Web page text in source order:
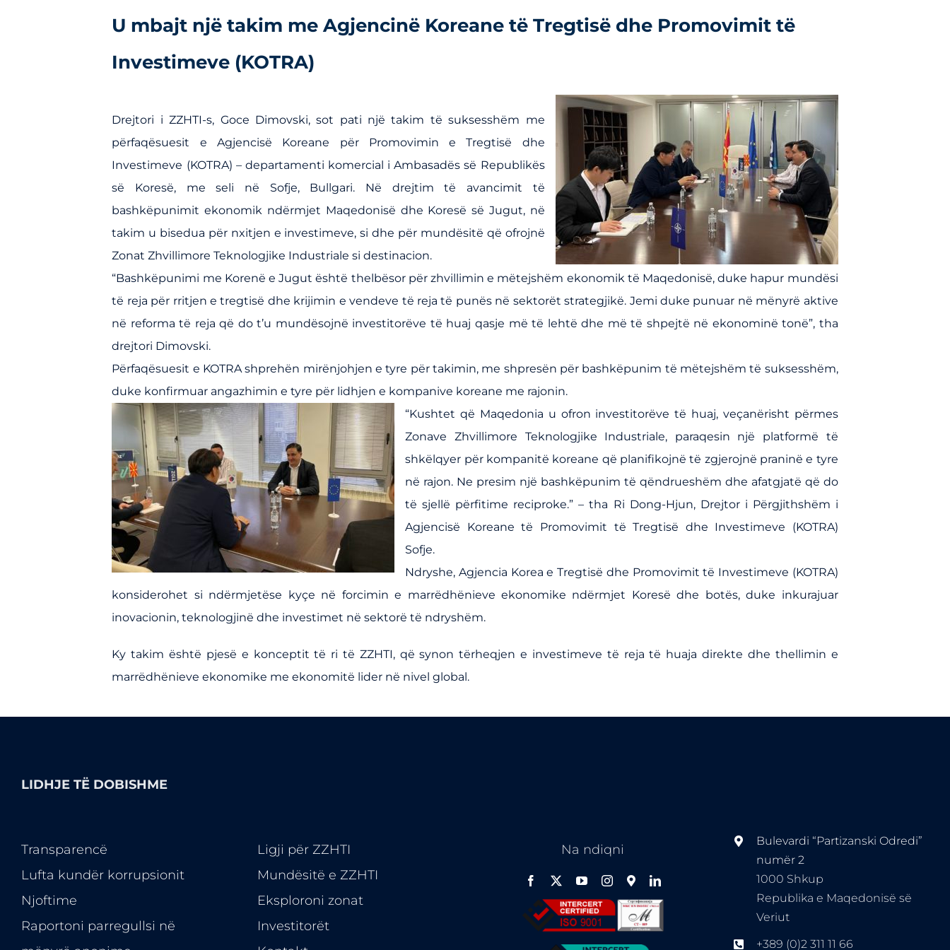
U mbajt një takim me Agjencinë Koreane të Tregtisë dhe Promovimit të
Investimeve (KOTRA)
Drejtori i ZZHTI-s, Goce Dimovski, sot pati një takim të suksesshëm me
përfaqësuesit e Agjencisë Koreane për Promovimin e Tregtisë dhe
Investimeve (KOTRA) – departamenti komercial i Ambasadës së Republikës
së Koresë, me seli në Sofje, Bullgari. Në drejtim të avancimit të
bashkëpunimit ekonomik ndërmjet Maqedonisë dhe Koresë së Jugut, në
takim u bisedua për nxitjen e investimeve, si dhe për mundësitë që ofrojnë
Zonat Zhvillimore Teknologjike Industriale si destinacion.
“Bashkëpunimi me Korenë e Jugut është thelbësor për zhvillimin e mëtejshëm ekonomik të Maqedonisë, duke hapur mundësi
të reja për rritjen e tregtisë dhe krijimin e vendeve të reja të punës në sektorët strategjikë. Jemi duke punuar në mënyrë aktive
në reforma të reja që do t’u mundësojnë investitorëve të huaj qasje më të lehtë dhe më të shpejtë në ekonominë tonë”, tha
drejtori Dimovski.
Përfaqësuesit e KOTRA shprehën mirënjohjen e tyre për takimin, me shpresën për bashkëpunim të mëtejshëm të suksesshëm,
duke konfirmuar angazhimin e tyre për lidhjen e kompanive koreane me rajonin.
“Kushtet që Maqedonia u ofron investitorëve të huaj, veçanërisht përmes
Zonave Zhvillimore Teknologjike Industriale, paraqesin një platformë të
shkëlqyer për kompanitë koreane që planifikojnë të zgjerojnë praninë e tyre
në rajon. Ne presim një bashkëpunim të qëndrueshëm dhe afatgjatë që do
të sjellë përfitime reciproke.” – tha Ri Dong-Hjun, Drejtor i Përgjithshëm i
Agjencisë Koreane të Promovimit të Tregtisë dhe Investimeve (KOTRA)
Sofje.
Ndryshe, Agjencia Korea e Tregtisë dhe Promovimit të Investimeve (KOTRA)
konsiderohet si ndërmjetëse kyçe në forcimin e marrëdhënieve ekonomike ndërmjet Koresë dhe botës, duke inkurajuar
inovacionin, teknologjinë dhe investimet në sektorë të ndryshëm.
Ky takim është pjesë e konceptit të ri të ZZHTI, që synon tërheqjen e investimeve të reja të huaja direkte dhe thellimin e
marrëdhënieve ekonomike me ekonomitë lider në nivel global.
LIDHJE TË DOBISHME
Transparencë
Lufta kundër korrupsionit
Njoftime
Raportoni parregullsi në
Ligji për ZZHTI
Mundësitë e ZZHTI
Eksploroni zonat
Investitorët
Na ndiqni
Bulevardi “Partizanski Odredi”
numër 2
1000 Shkup
Republika e Maqedonisë së
Veriut
+389 (0)2 311 11 66